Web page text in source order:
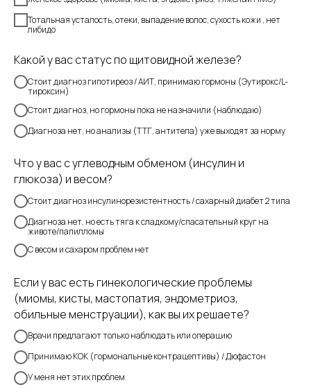
Тотальная усталость, отеки, выпадение волос, сухость кожи , нет
либидо
Какой у вас статус по щитовидной железе?
Стоит диагноз гипотиреоз / АИТ, принимаю гормоны (Эутирокс/L-
тироксин)
Стоит диагноз, но гормоны пока не назначили (наблюдаю)
Диагноза нет, но анализы (ТТГ, антитела) уже выходят за норму
Что у вас с углеводным обменом (инсулин и
глюкоза) и весом?
Стоит диагноз инсулинорезистентность / сахарный диабет 2 типа
Диагноза нет, но есть тяга к сладкому/спасательный круг на
животе/папилломы
С весом и сахаром проблем нет
Если у вас есть гинекологические проблемы
(миомы, кисты, мастопатия, эндометриоз,
обильные менструации), как вы их решаете?
Врачи предлагают только наблюдать или операцию
Принимаю КОК (гормональные контрацептивы) / Дюфастон
У меня нет этих проблем